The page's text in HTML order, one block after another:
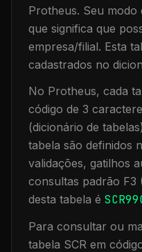
Protheus. Seu modo
que significa que
empresa/filial. Esta
cadastrados no
No Protheus, cada
código de 3
(dicionário de
tabela são definidos
validações, gatilhos
consultas padrão F3
desta tabela é
Para consultar ou
tabela SCR em